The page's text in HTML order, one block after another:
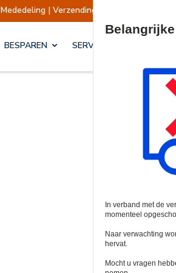
Mededeling | Verzendingen opgeschort
BESPAREN SERVICES & OPLOSSINGEN